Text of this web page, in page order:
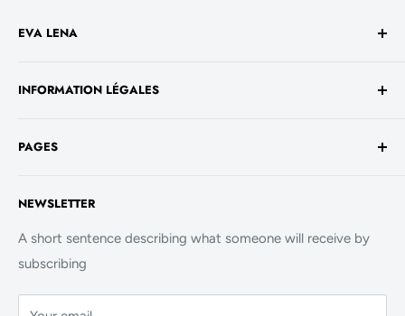
EVA LENA
1930 Luxembourg
+352 661 949 582
INFORMATION LÉGALES
Mentions légales
Politique de cookies
PAGES
La Boutique
FAQ
Contact
NEWSLETTER
A short sentence describing what someone will receive by
subscribing